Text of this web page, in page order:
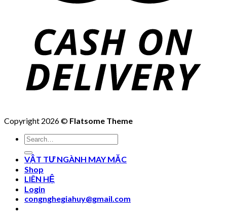
Copyright 2026 © Flatsome Theme
Search
for:
VẬT TƯ NGÀNH MAY MẶC
Shop
LIÊN HỆ
Login
congnghegiahuy@gmail.com